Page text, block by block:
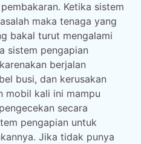
Ketika sistem
maka tenaga yang
bakal turut mengalami
sistem pengapian
berjalan
busi, dan kerusakan
mobil kali ini mampu
secara
pengapian untuk
Jika tidak punya